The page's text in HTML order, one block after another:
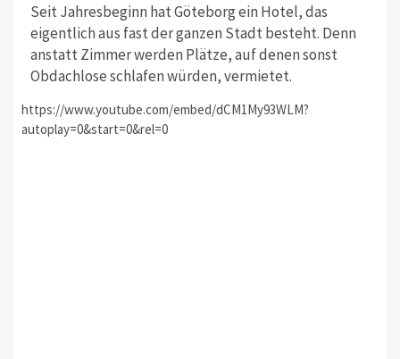
Seit Jahresbeginn hat Göteborg ein Hotel, das
eigentlich aus fast der ganzen Stadt besteht. Denn
anstatt Zimmer werden Plätze, auf denen sonst
Obdachlose schlafen würden, vermietet.
https://www.youtube.com/embed/dCM1My93WLM?
autoplay=0&start=0&rel=0